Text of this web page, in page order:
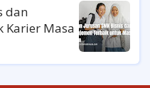
dan
Karier Masa